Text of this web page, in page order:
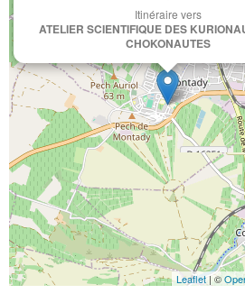
Itinéraire vers
ATELIER SCIENTIFIQUE DES
CHOKONAUTES
Leaflet| ©